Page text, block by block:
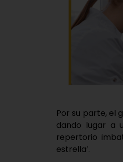
Por su parte, el
dando lugar a
repertorio
estrella’.